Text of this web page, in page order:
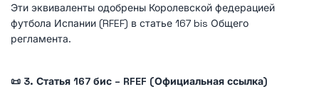
Эти эквиваленты одобрены Королевской федерацией
футбола Испании (RFEF) в статье 167 bis Общего
регламента.
📜 3. Статья 167 бис – RFEF (Официальная ссылка)